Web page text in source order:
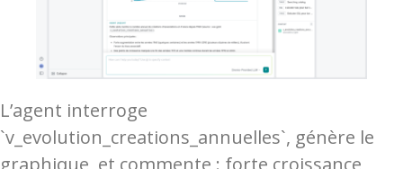
L’agent interroge
`v_evolution_creations_annuelles`, génère le